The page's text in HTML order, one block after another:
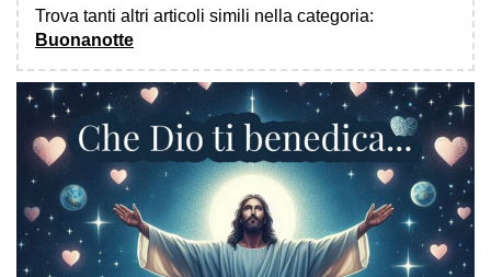
Trova tanti altri articoli simili nella categoria:
Buonanotte